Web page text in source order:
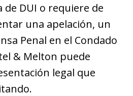
de DUI o requiere de
una apelación, un
Penal en el Condado
& Melton puede
legal que